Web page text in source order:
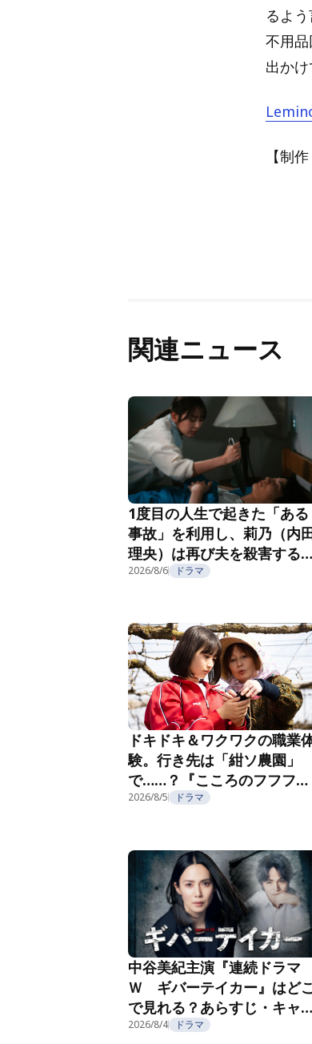
るよ
不用
出かけ
【制
関連ニュース
1度目の人生で起きた「ある
事故」を利用し、莉乃（内
理央）は再び夫を殺害する
『夫を殺したはずなのに』第
2026/8/6 ドラマ
ドキドキ＆ワクワクの職業
験。行き先は「紺ソ農園」
で……？『こころのフフフ』
第4話
2026/8/5 ドラマ
中谷美紀主演『連続ドラマ
Ｗ ギバーテイカー』はどこ
で見れる？あらすじ・キャス
ト・配信視聴方法を紹介
2026/8/4 ドラマ